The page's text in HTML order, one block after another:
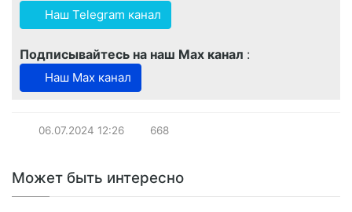
Наш Telegram канал
Подписывайтесь на наш Max канал :
Наш Max канал
06.07.2024 12:26 668
Может быть интересно